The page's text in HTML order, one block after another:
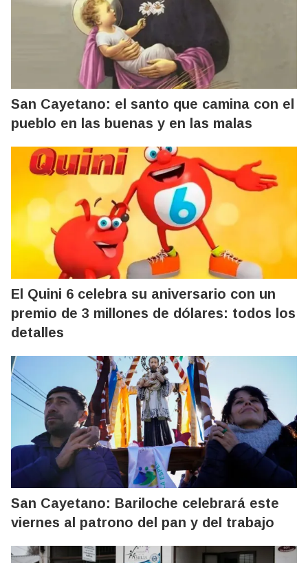
San Cayetano: el santo que camina con el
pueblo en las buenas y en las malas
El Quini 6 celebra su aniversario con un
premio de 3 millones de dólares: todos los
detalles
San Cayetano: Bariloche celebrará este
viernes al patrono del pan y del trabajo